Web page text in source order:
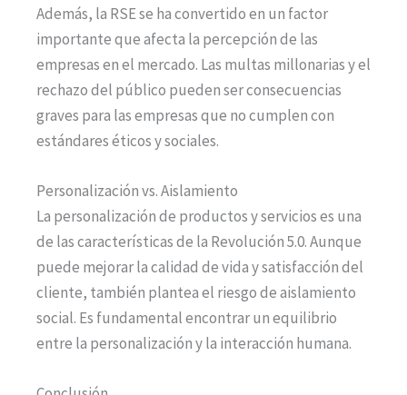
Además, la RSE se ha convertido en un factor
importante que afecta la percepción de las
empresas en el mercado. Las multas millonarias y el
rechazo del público pueden ser consecuencias
graves para las empresas que no cumplen con
estándares éticos y sociales.
Personalización vs. Aislamiento
La personalización de productos y servicios es una
de las características de la Revolución 5.0. Aunque
puede mejorar la calidad de vida y satisfacción del
cliente, también plantea el riesgo de aislamiento
social. Es fundamental encontrar un equilibrio
entre la personalización y la interacción humana.